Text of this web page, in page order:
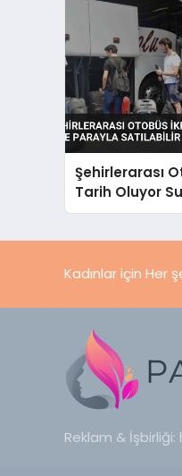
Şehirlerarası
Tarih Oluyor
Satılabilir
Kadınlar için Her
Reklam & İşbirliği: